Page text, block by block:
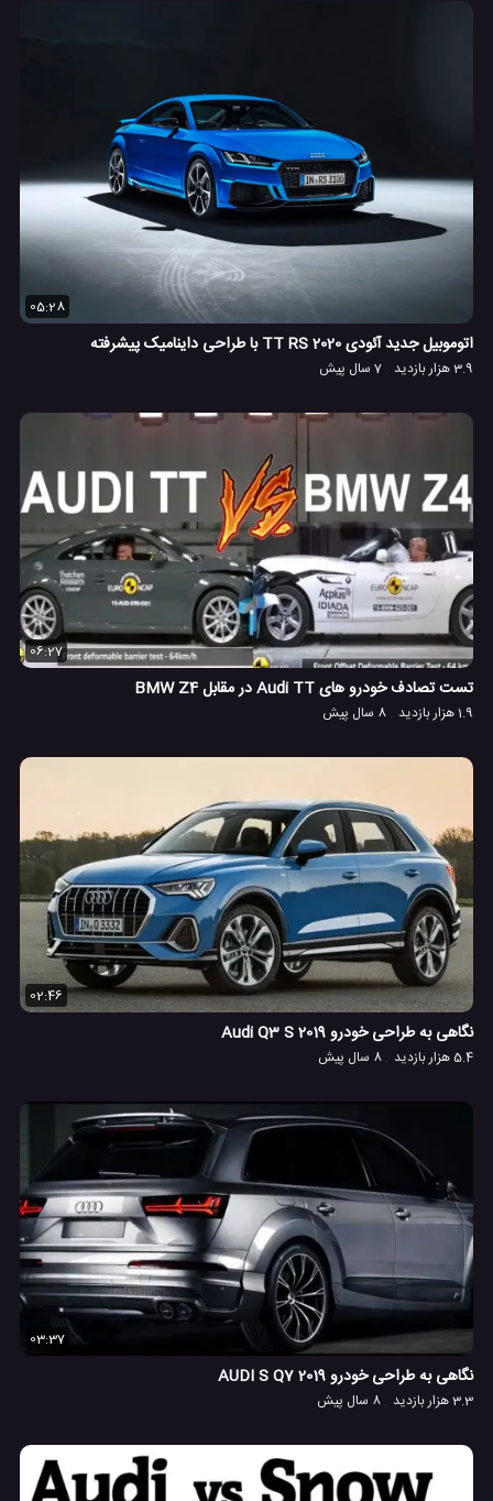
05:28
اتوموبیل جدید آئودی 2020 TT RS با طراحی داینامیک پیشرفته
3.9 هزار بازدید 7 سال پیش
06:27
تست تصادف خودرو های Audi TT در مقابل BMW Z4
1.9 هزار بازدید 8 سال پیش
02:46
نگاهی به طراحی خودرو Audi Q3 S 2019
5.4 هزار بازدید 8 سال پیش
03:37
نگاهی به طراحی خودرو AUDI S Q7 2019
3.3 هزار بازدید 8 سال پیش